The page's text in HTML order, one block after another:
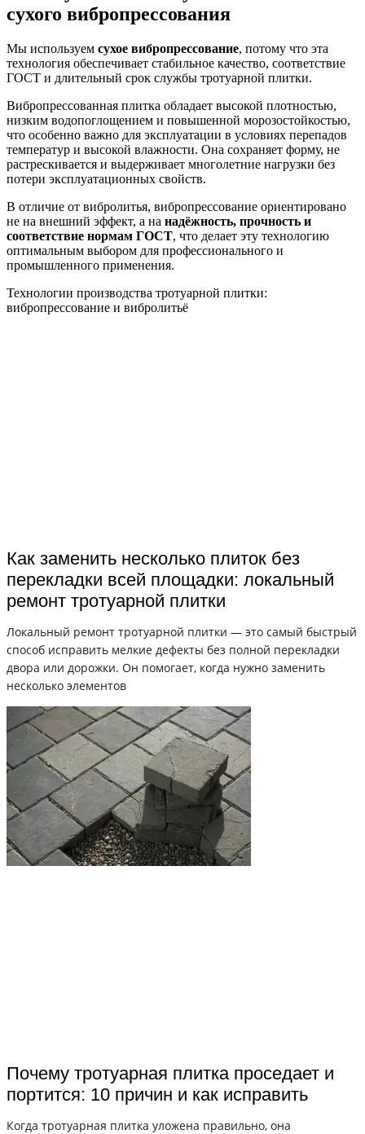
сухого вибропрессования
Мы используем сухое вибропрессование, потому что эта
технология обеспечивает стабильное качество, соответствие
ГОСТ и длительный срок службы тротуарной плитки.
Вибропрессованная плитка обладает высокой плотностью,
низким водопоглощением и повышенной морозостойкостью,
что особенно важно для эксплуатации в условиях перепадов
температур и высокой влажности. Она сохраняет форму, не
растрескивается и выдерживает многолетние нагрузки без
потери эксплуатационных свойств.
В отличие от вибролитья, вибропрессование ориентировано
не на внешний эффект, а на надёжность, прочность и
соответствие нормам ГОСТ, что делает эту технологию
оптимальным выбором для профессионального и
промышленного применения.
Технологии производства тротуарной плитки:
вибропрессование и вибролитьё
Как заменить несколько плиток без
перекладки всей площадки: локальный
ремонт тротуарной плитки
Локальный ремонт тротуарной плитки — это самый быстрый
способ исправить мелкие дефекты без полной перекладки
двора или дорожки. Он помогает, когда нужно заменить
несколько элементов
Почему тротуарная плитка проседает и
портится: 10 причин и как исправить
Когда тротуарная плитка уложена правильно, она